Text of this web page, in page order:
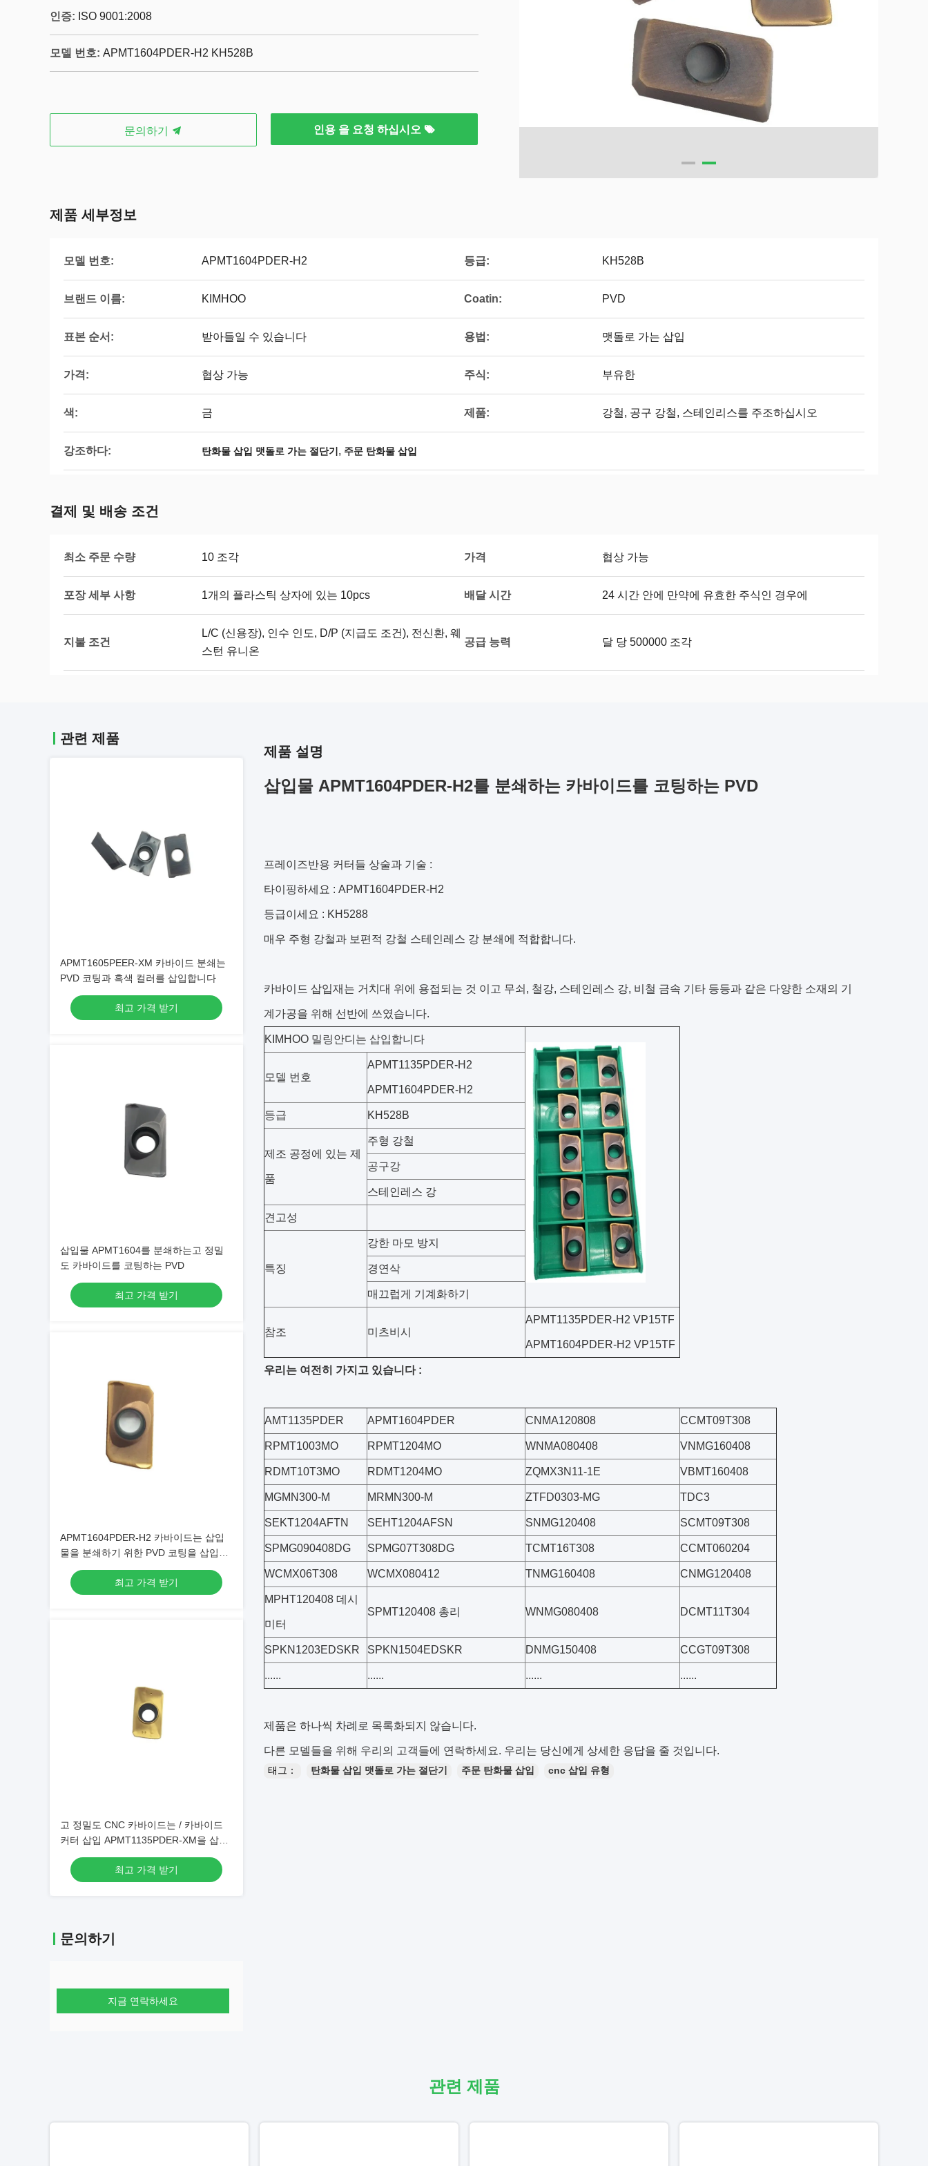
인증: ISO 9001:2008
모델 번호: APMT1604PDER-H2 KH528B
문의하기 인용 을 요청 하십시오
제품 세부정보
모델 번호: APMT1604PDER-H2 등급: KH528B
브랜드 이름: KIMHOO Coatin: PVD
표본 순서: 받아들일 수 있습니다 용법: 맷돌로 가는 삽입
가격: 협상 가능 주식: 부유한
색: 금 제품: 강철, 공구 강철, 스테인리스를 주조하십시오
강조하다: 탄화물 삽입 맷돌로 가는 절단기 , 주문 탄화물 삽입
결제 및 배송 조건
최소 주문 수량 10 조각 가격 협상 가능
포장 세부 사항 1개의 플라스틱 상자에 있는 10pcs 배달 시간 24 시간 안에 만약에 유효한 주식인 경우에
지불 조건
L/C (신용장), 인수 인도, D/P (지급도 조건), 전신환, 웨
스턴 유니온
공급 능력 달 당 500000 조각
관련 제품
APMT1605PEER-XM 카바이드 분쇄는
PVD 코팅과 흑색 컬러를 삽입합니다
최고 가격 받기
삽입물 APMT1604를 분쇄하는고 정밀
도 카바이드를 코팅하는 PVD
최고 가격 받기
APMT1604PDER-H2 카바이드는 삽입
물을 분쇄하기 위한 PVD 코팅을 삽입합
니다
최고 가격 받기
고 정밀도 CNC 카바이드는 / 카바이드
커터 삽입 APMT1135PDER-XM을 삽입
합니다
최고 가격 받기
문의하기
지금 연락하세요
제품 설명
삽입물 APMT1604PDER-H2를 분쇄하는 카바이드를 코팅하는 PVD
프레이즈반용 커터들 상술과 기술 :
타이핑하세요 : APMT1604PDER-H2
등급이세요 : KH5288
매우 주형 강철과 보편적 강철 스테인레스 강 분쇄에 적합합니다.
카바이드 삽입재는 거치대 위에 용접되는 것 이고 무쇠, 철강, 스테인레스 강, 비철 금속 기타 등등과 같은 다양한 소재의 기
계가공을 위해 선반에 쓰였습니다.
KIMHOO 밀링안디는 삽입합니다
모델 번호
APMT1135PDER-H2
APMT1604PDER-H2
등급 KH528B
제조 공정에 있는 제
품
주형 강철
공구강
스테인레스 강
견고성
특징
강한 마모 방지
경연삭
매끄럽게 기계화하기
참조 미츠비시
APMT1135PDER-H2 VP15TF
APMT1604PDER-H2 VP15TF
우리는 여전히 가지고 있습니다 :
AMT1135PDER APMT1604PDER CNMA120808 CCMT09T308
RPMT1003MO RPMT1204MO WNMA080408 VNMG160408
RDMT10T3MO RDMT1204MO ZQMX3N11-1E VBMT160408
MGMN300-M MRMN300-M ZTFD0303-MG TDC3
SEKT1204AFTN SEHT1204AFSN SNMG120408 SCMT09T308
SPMG090408DG SPMG07T308DG TCMT16T308 CCMT060204
WCMX06T308 WCMX080412 TNMG160408 CNMG120408
MPHT120408 데시
미터
SPMT120408 총리 WNMG080408 DCMT11T304
SPKN1203EDSKR SPKN1504EDSKR DNMG150408 CCGT09T308
...... ...... ...... ......
제품은 하나씩 차례로 목록화되지 않습니다.
다른 모델들을 위해 우리의 고객들에 연락하세요. 우리는 당신에게 상세한 응답을 줄 것입니다.
태그： 탄화물 삽입 맷돌로 가는 절단기 주문 탄화물 삽입 cnc 삽입 유형
관련 제품